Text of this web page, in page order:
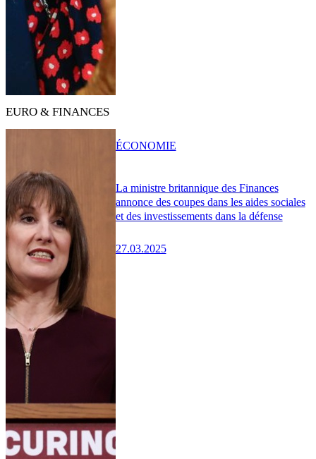
EURO & FINANCES
La ministre britannique des Finances
annonce des coupes dans les aides sociales
et des investissements dans la défense
27.03.2025
ÉCONOMIE